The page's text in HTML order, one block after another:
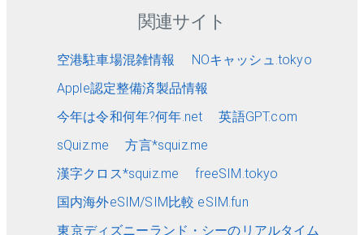
関連サイト
空港駐車場混雑情報
NOキャッシュ.tokyo
Apple認定整備済製品情報
今年は令和何年?何年.net
英語GPT.com
sQuiz.me
方言*squiz.me
漢字クロス*squiz.me
freeSIM.tokyo
国内海外eSIM/SIM比較 eSIM.fun
東京ディズニーランド・シーのリアルタイム